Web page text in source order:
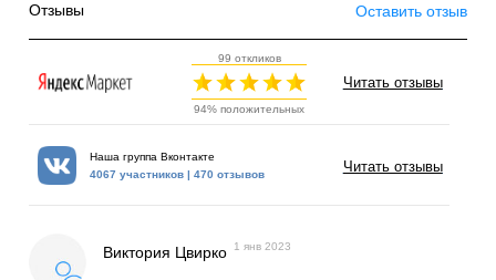
Отзывы Оставить отзыв
99 откликов
94% положительных
Читать отзывы
Наша группа Вконтакте
4067 участников | 470 отзывов
Читать отзывы
Виктория Цвирко 1 янв 2023